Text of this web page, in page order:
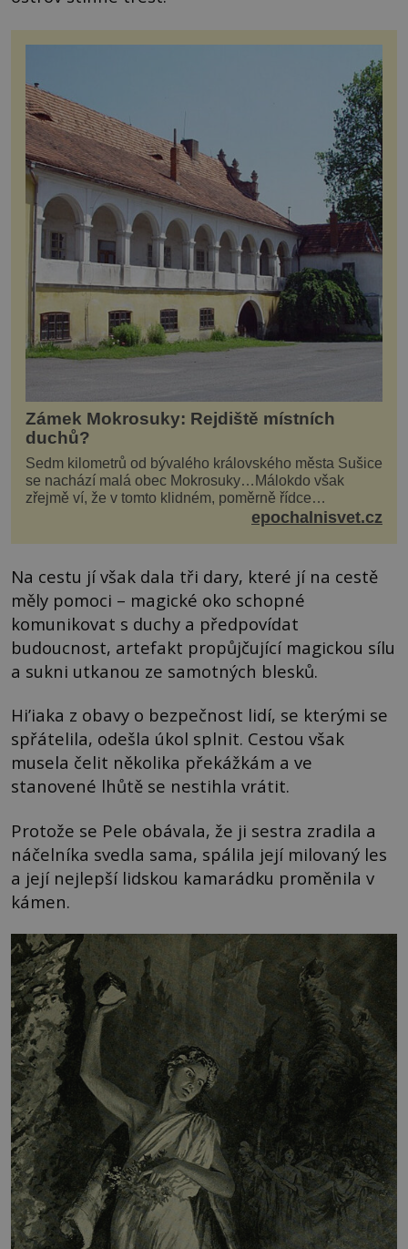
Zámek Mokrosuky: Rejdiště místních
duchů?
Sedm kilometrů od bývalého královského města Sušice
se nachází malá obec Mokrosuky…Málokdo však
zřejmě ví, že v tomto klidném, poměrně řídce
navštěvovaném koutu vesnické Šumavy se nachází
epochalnisvet.cz
Na cestu jí však dala tři dary, které jí na cestě
měly pomoci – magické oko schopné
komunikovat s duchy a předpovídat
budoucnost, artefakt propůjčující magickou sílu
a sukni utkanou ze samotných blesků.
Hi’iaka z obavy o bezpečnost lidí, se kterými se
spřátelila, odešla úkol splnit. Cestou však
musela čelit několika překážkám a ve
stanovené lhůtě se nestihla vrátit.
Protože se Pele obávala, že ji sestra zradila a
náčelníka svedla sama, spálila její milovaný les
a její nejlepší lidskou kamarádku proměnila v
kámen.